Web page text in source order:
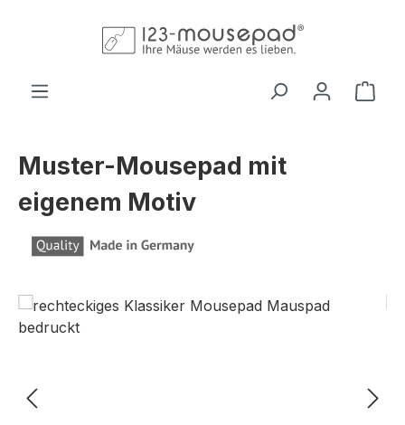
Muster-Mousepad mit
eigenem Motiv
Bildergalerie überspringen